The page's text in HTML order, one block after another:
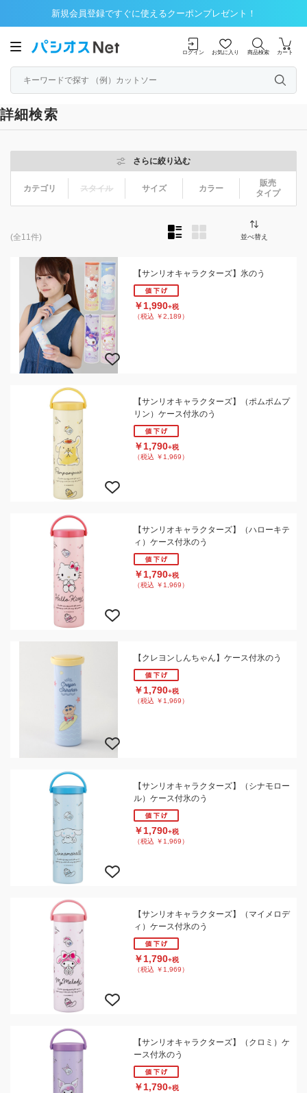
新規会員登録ですぐに使えるクーポンプレゼント！
ログイン お気に入り 商品検索 カート
詳細検索
さらに絞り込む
カテゴリ スタイル サイズ カラー
販売
タイプ
(全11件) 並べ替え
【サンリオキャラクターズ】氷のう
￥1,990+税
（税込 ￥2,189）
【サンリオキャラクターズ】（ポムポムプ
リン）ケース付氷のう
￥1,790+税
（税込 ￥1,969）
【サンリオキャラクターズ】（ハローキテ
ィ）ケース付氷のう
￥1,790+税
（税込 ￥1,969）
【クレヨンしんちゃん】ケース付氷のう
￥1,790+税
（税込 ￥1,969）
【サンリオキャラクターズ】（シナモロー
ル）ケース付氷のう
￥1,790+税
（税込 ￥1,969）
【サンリオキャラクターズ】（マイメロデ
ィ）ケース付氷のう
￥1,790+税
（税込 ￥1,969）
【サンリオキャラクターズ】（クロミ）ケ
ース付氷のう
￥1,790+税